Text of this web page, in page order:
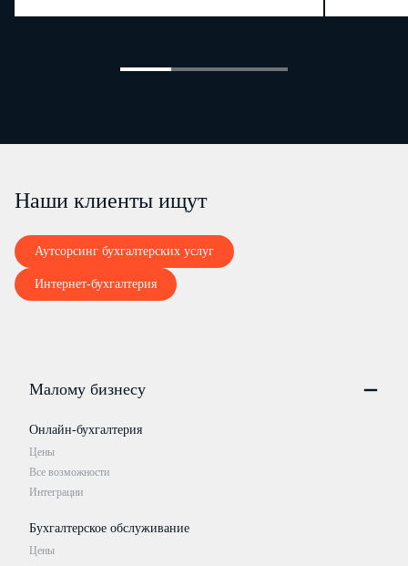
Наши клиенты ищут
Аутсорсинг бухгалтерских услуг
Интернет-бухгалтерия
Малому бизнесу
Онлайн-бухгалтерия
Цены
Все возможности
Интеграции
Бухгалтерское обслуживание
Цены